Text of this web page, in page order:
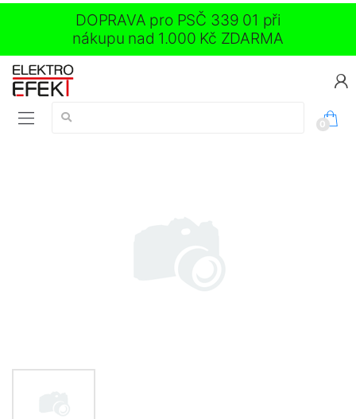
DOPRAVA pro PSČ 339 01 při
nákupu nad 1.000 Kč ZDARMA
Vyhledávání:
0